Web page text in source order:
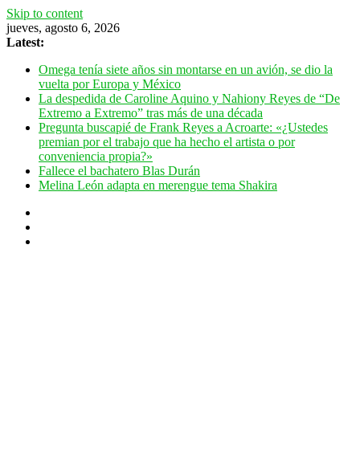
Skip to content
jueves, agosto 6, 2026
Latest:
Omega tenía siete años sin montarse en un avión, se dio la
vuelta por Europa y México
La despedida de Caroline Aquino y Nahiony Reyes de “De
Extremo a Extremo” tras más de una década
Pregunta buscapié de Frank Reyes a Acroarte: «¿Ustedes
premian por el trabajo que ha hecho el artista o por
conveniencia propia?»
Fallece el bachatero Blas Durán
Melina León adapta en merengue tema Shakira